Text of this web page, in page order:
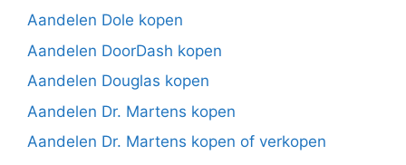
Aandelen Dole kopen
Aandelen DoorDash kopen
Aandelen Douglas kopen
Aandelen Dr. Martens kopen
Aandelen Dr. Martens kopen of verkopen